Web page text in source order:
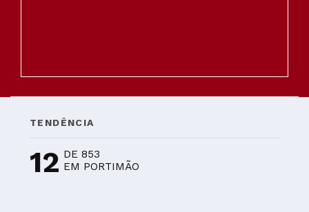
TENDÊNCIA
12 DE 853
EM PORTIMÃO